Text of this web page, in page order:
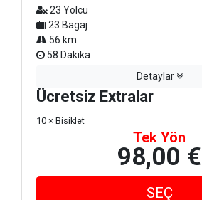
23 Yolcu
23 Bagaj
56 km.
58 Dakika
Detaylar
Ücretsiz Extralar
10 × Bisiklet
Tek Yön
98,00 €